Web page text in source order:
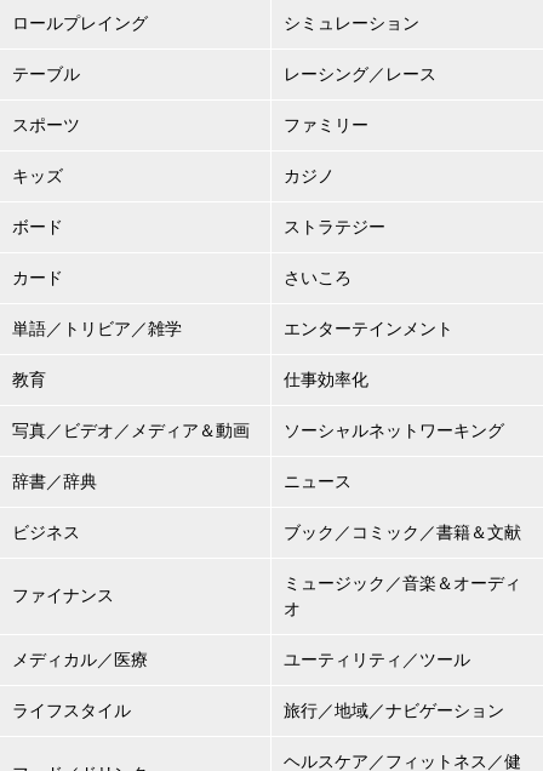
ロールプレイング シミュレーション
テーブル レーシング／レース
スポーツ ファミリー
キッズ カジノ
ボード ストラテジー
カード さいころ
単語／トリビア／雑学 エンターテインメント
教育 仕事効率化
写真／ビデオ／メディア＆動画 ソーシャルネットワーキング
辞書／辞典 ニュース
ビジネス ブック／コミック／書籍＆文献
ファイナンス
ミュージック／音楽＆オーディ
オ
メディカル／医療 ユーティリティ／ツール
ライフスタイル 旅行／地域／ナビゲーション
ヘルスケア／フィットネス／健